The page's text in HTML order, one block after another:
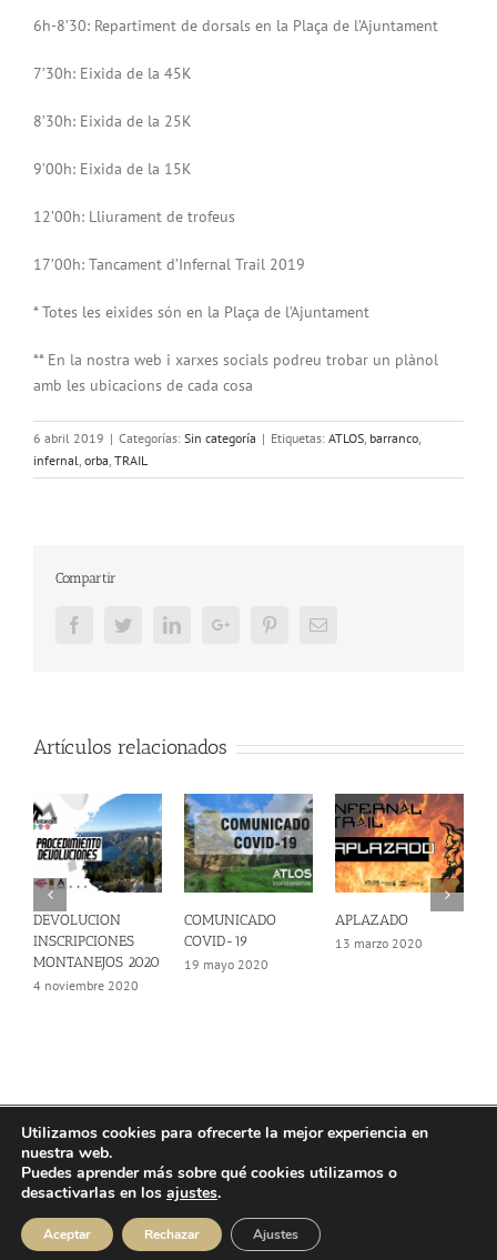
6h-8’30: Repartiment de dorsals en la Plaça de l’Ajuntament
7’30h: Eixida de la 45K
8’30h: Eixida de la 25K
9’00h: Eixida de la 15K
12’00h: Lliurament de trofeus
17’00h: Tancament d’Infernal Trail 2019
* Totes les eixides són en la Plaça de l’Ajuntament
** En la nostra web i xarxes socials podreu trobar un plànol
amb les ubicacions de cada cosa
6 abril 2019 | Categorías: Sin categoría | Etiquetas: ATLOS, barranco,
infernal, orba, TRAIL
Compartir
FacebookTwitterLinkedInGoogle+ PinterestEmail
Artículos relacionados
DEVOLUCION
INSCRIPCIONES
MONTANEJOS 2020
4 noviembre 2020
COMUNICADO
COVID-19
19 mayo 2020
APLAZADO
13 marzo 2020
© Copyright 2025 | Atlos Eventos Deportivos - Aviso Legal·Política
Instagram
Utilizamos cookies para ofrecerte la mejor experiencia en
nuestra web.
Puedes aprender más sobre qué cookies utilizamos o
desactivarlas en los ajustes.
Aceptar Rechazar Ajustes